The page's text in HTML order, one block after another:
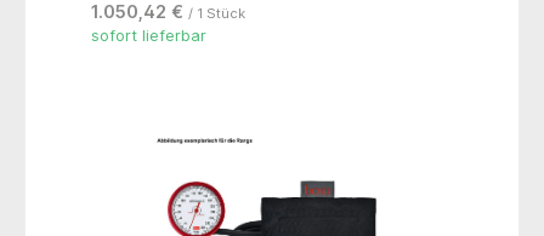
klann mit praktisch jedem Smartphone oder Tablet
verwendet werden (über optionale agnetiConnect-
1.050,42 € / 1 Stück
sofort lieferbar